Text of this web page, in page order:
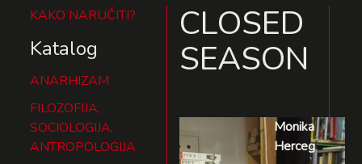
KAKO NARUČITI?
Katalog
ANARHIZAM
FILOZOFIJA,
SOCIOLOGIJA,
ANTROPOLOGIJA
CLOSED
SEASON
Monika
Herceg